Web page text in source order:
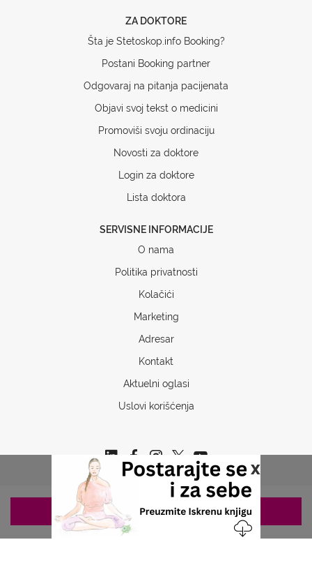
x
ZA DOKTORE
Šta je Stetoskop.info Booking?
Postani Booking partner
Odgovaraj na pitanja pacijenata
Objavi svoj tekst o medicini
Promoviši svoju ordinaciju
Novosti za doktore
Login za doktore
Lista doktora
SERVISNE INFORMACIJE
O nama
Politika privatnosti
Kolačići
Marketing
Adresar
Kontakt
Aktuelni oglasi
Uslovi korišćenja
Copyrights © 2026 Sva prava www.stetoskop.info
ZAKAZIVANJE 063/687-460